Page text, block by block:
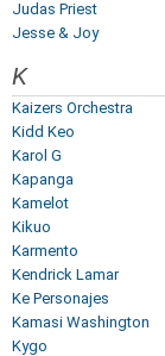
Judas Priest
Jesse & Joy
K
Kaizers Orchestra
Kidd Keo
Karol G
Kapanga
Kamelot
Kikuo
Karmento
Kendrick Lamar
Ke Personajes
Kamasi Washington
Kygo